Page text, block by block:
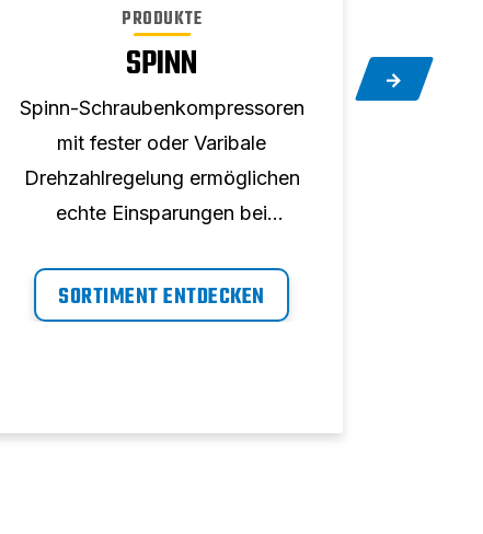
PRODUKTE
SPINN
Spinn-Schraubenkompressoren
mit fester oder Varibale
Drehzahlregelung ermöglichen
echte Einsparungen bei
Rohrleitungskosten. Diese
öleingespritzten
SORTIMENT ENTDECKEN